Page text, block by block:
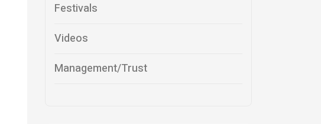
Festivals
Videos
Management/Trust